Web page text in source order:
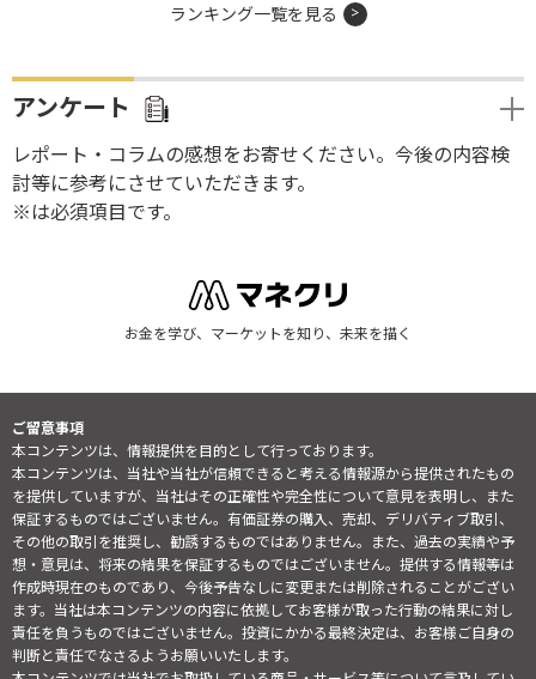
ランキング一覧を見る
アンケート
レポート・コラムの感想をお寄せください。今後の内容検
討等に参考にさせていただきます。
※は必須項目です。
お金を学び、マーケットを知り、未来を描く
ご留意事項
本コンテンツは、情報提供を目的として行っております。
本コンテンツは、当社や当社が信頼できると考える情報源から提供されたもの
を提供していますが、当社はその正確性や完全性について意見を表明し、また
保証するものではございません。有価証券の購入、売却、デリバティブ取引、
その他の取引を推奨し、勧誘するものではありません。また、過去の実績や予
想・意見は、将来の結果を保証するものではございません。提供する情報等は
作成時現在のものであり、今後予告なしに変更または削除されることがござい
ます。当社は本コンテンツの内容に依拠してお客様が取った行動の結果に対し
責任を負うものではございません。投資にかかる最終決定は、お客様ご自身の
判断と責任でなさるようお願いいたします。